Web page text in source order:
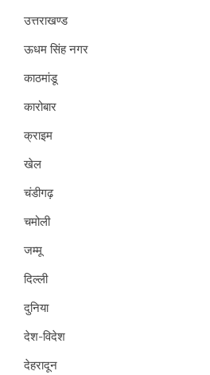
उत्तराखण्ड
ऊधम सिंह नगर
काठमांडू
कारोबार
क्राइम
खेल
चंडीगढ़
चमोली
जम्मू
दिल्ली
दुनिया
देश-विदेश
देहरादून